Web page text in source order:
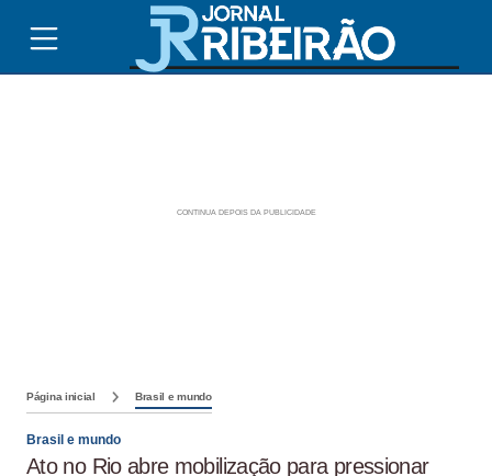
Página inicial Brasil e mundo
Brasil e mundo
Ato no Rio abre mobilização para pressionar